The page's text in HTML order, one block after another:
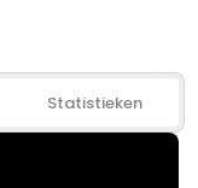
Statistieken